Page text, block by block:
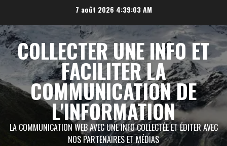
contenu
7 août 2026 4:39:03 AM
COLLECTER UNE INFO ET
FACILITER LA
COMMUNICATION DE
L'INFORMATION
LA COMMUNICATION WEB AVEC UNE INFO COLLECTÉE ET ÉDITER AVEC
NOS PARTENAIRES ET MÉDIAS